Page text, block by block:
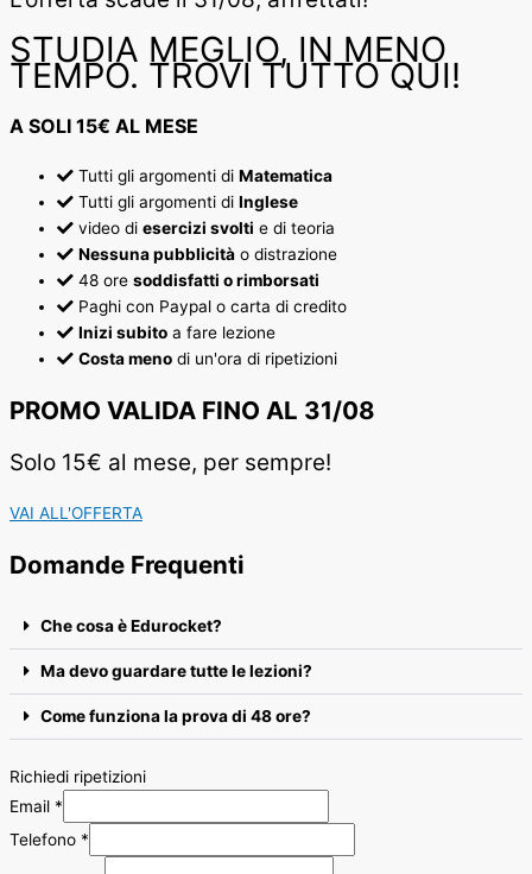
STUDIA MEGLIO, IN MENO
TEMPO. TROVI TUTTO QUI!
A SOLI 15€ AL MESE
Tutti gli argomenti di Matematica
Tutti gli argomenti di Inglese
video di esercizi svolti e di teoria
Nessuna pubblicità o distrazione
48 ore soddisfatti o rimborsati
Paghi con Paypal o carta di credito
Inizi subito a fare lezione
Costa meno di un'ora di ripetizioni
PROMO VALIDA FINO AL 31/08
Solo 15€ al mese, per sempre!
VAI ALL'OFFERTA
Domande Frequenti
Che cosa è Edurocket?
Ma devo guardare tutte le lezioni?
Come funziona la prova di 48 ore?
Richiedi ripetizioni
Email *
Telefono *